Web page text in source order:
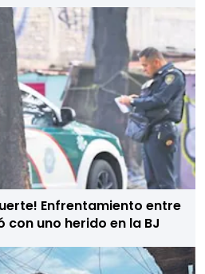
Enfrentamiento entre
uno herido en la BJ